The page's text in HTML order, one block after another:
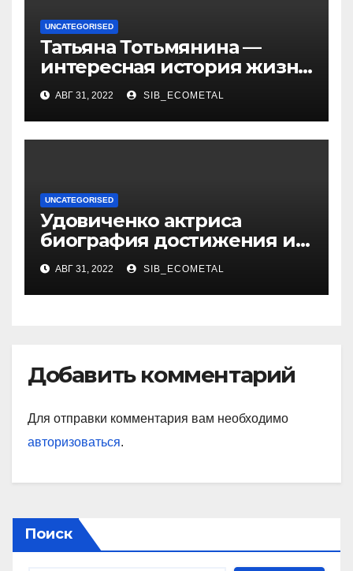
UNCATEGORISED
Татьяна Тотьмянина —
интересная история жизни
российской фигуристки
АВГ 31, 2022 SIB_ECOMETAL
UNCATEGORISED
Удовиченко актриса
биография достижения и
интересные факты
АВГ 31, 2022 SIB_ECOMETAL
Добавить комментарий
Для отправки комментария вам необходимо
авторизоваться.
Поиск